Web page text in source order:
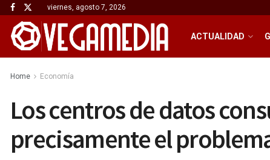
viernes, agosto 7, 2026
ACTUALIDAD
Home Economía
Los centros de datos
precisamente el